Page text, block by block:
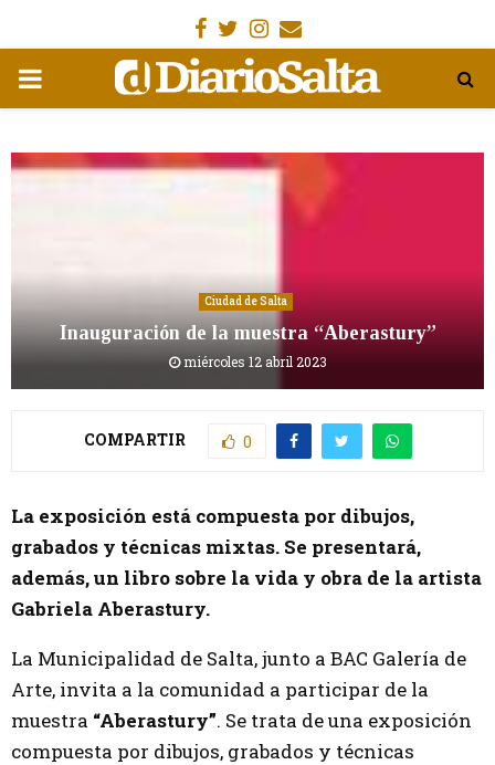
Facebook
Gorjeo
Instagram
Email
MENÚ
Ciudad de Salta
Inauguración de la muestra “Aberastury”
miércoles 12 abril 2023
COMPARTIR 0
La exposición está compuesta por dibujos,
grabados y técnicas mixtas. Se presentará,
además, un libro sobre la vida y obra de la artista
Gabriela Aberastury.
La Municipalidad de Salta, junto a BAC Galería de
Arte, invita a la comunidad a participar de la
muestra “Aberastury”. Se trata de una exposición
compuesta por dibujos, grabados y técnicas